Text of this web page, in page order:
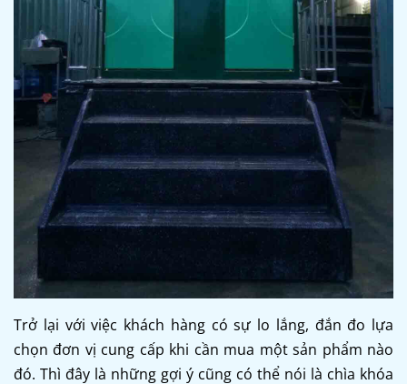
Trở lại với việc khách hàng có sự lo lắng, đắn đo lựa
chọn đơn vị cung cấp khi cần mua một sản phẩm nào
đó. Thì đây là những gợi ý cũng có thể nói là chìa khóa